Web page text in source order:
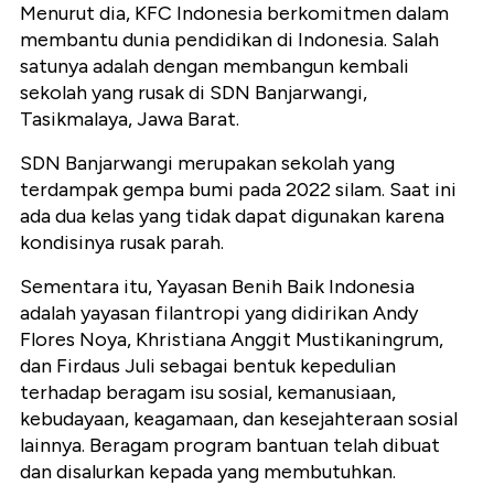
Menurut dia, KFC Indonesia berkomitmen dalam
membantu dunia pendidikan di Indonesia. Salah
satunya adalah dengan membangun kembali
sekolah yang rusak di SDN Banjarwangi,
Tasikmalaya, Jawa Barat.
SDN Banjarwangi merupakan sekolah yang
terdampak gempa bumi pada 2022 silam. Saat ini
ada dua kelas yang tidak dapat digunakan karena
kondisinya rusak parah.
Sementara itu, Yayasan Benih Baik Indonesia
adalah yayasan filantropi yang didirikan Andy
Flores Noya, Khristiana Anggit Mustikaningrum,
dan Firdaus Juli sebagai bentuk kepedulian
terhadap beragam isu sosial, kemanusiaan,
kebudayaan, keagamaan, dan kesejahteraan sosial
lainnya. Beragam program bantuan telah dibuat
dan disalurkan kepada yang membutuhkan.